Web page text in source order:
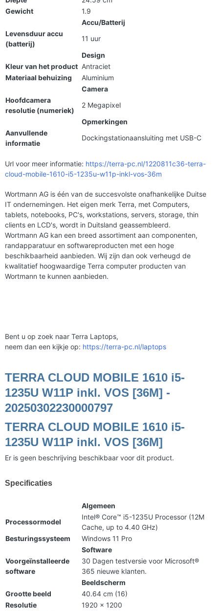
Gewicht
1.9
Accu/Batterij
Levensduur accu
(batterij)
11 uur
Design
Kleur van het product Antraciet
Materiaal behuizing
Aluminium
Camera
Hoofdcamera
resolutie (numeriek)
2 Megapixel
Opmerkingen
Aanvullende
informatie
Dockingstationaansluiting met USB-C
Url voor meer informatie: https://terra-pc.nl/1220811c36-terra-
cloud-mobile-1610-i5-1235u-w11p-inkl-vos-36m
Wortmann AG is één van de succesvolste onafhankelijke Duitse
IT ondernemingen. Het eigen merk Terra, met Computers,
tablets, notebooks, PC's, workstations, servers, storage, thin
clients en LCD's, wordt in Duitsland geassembleerd.
Wortmann AG kan een breed assortiment aan componenten,
randapparatuur en softwareproducten met een hoge
beschikbaarheid aanbieden. Wij zijn dan ook verheugd de
kwalitatief hoogwaardige Terra computer producten van
Wortmann te kunnen aanbieden.
Bent u op zoek naar Terra Laptops,
neem dan een kijkje op: https://terra-pc.nl/laptops
TERRA CLOUD MOBILE 1610 i5-
1235U W11P inkl. VOS [36M] -
20250302230000797
TERRA CLOUD MOBILE 1610 i5-
1235U W11P inkl. VOS [36M]
Er is geen beschrijving beschikbaar voor dit product.
Specificaties
Algemeen
Processormodel
Intel® Core™ i5-1235U Processor (12M
Cache, up to 4.40 GHz)
Besturingssysteem
Windows 11 Pro
Software
Voorgeïnstalleerde
software
30 Dagen testversie voor Microsoft®
365 nieuwe klanten.
Beeldscherm
Grootte beeld
40.64 cm (16)
Resolutie
1920 x 1200